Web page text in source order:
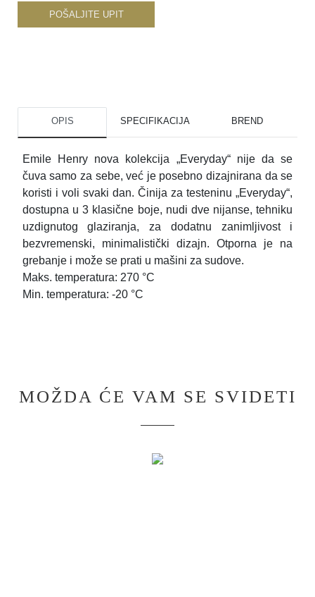
POŠALJITE UPIT
OPIS SPECIFIKACIJA BREND
Emile Henry nova kolekcija „Everyday“ nije da se
čuva samo za sebe, već je posebno dizajnirana da se
koristi i voli svaki dan. Činija za testeninu „Everyday“,
dostupna u 3 klasične boje, nudi dve nijanse, tehniku
uzdignutog glaziranja, za dodatnu zanimljivost i
bezvremenski, minimalistički dizajn. Otporna je na
grebanje i može se prati u mašini za sudove.
Maks. temperatura: 270 °C
Min. temperatura: -20 °C
MOŽDA ĆE VAM SE SVIDETI